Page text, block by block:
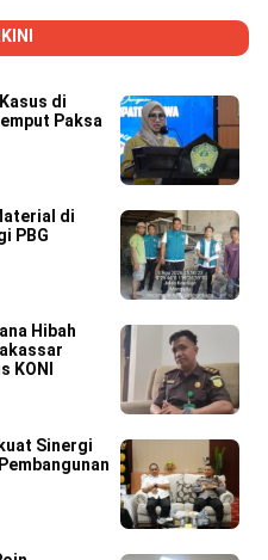
di
Paksa
di
PBG
Hibah
KONI
Sinergi